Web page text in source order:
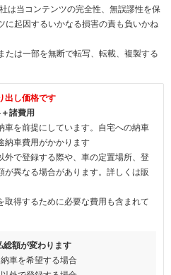
は当コンテンツの完全性、無誤謬性を保
に起因するいかなる損害の責も負いかね
は一部を無断で転写、転載、複製する
出し価格です
諸費用
を前提にしています。自宅への納車
納車費用がかかります
で登録する際や、車の定置場所、登
が異なる場合があります。詳しくは販
得するために必要な費用も含まれて
総額が変わります
車を希望する場合